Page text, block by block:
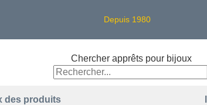
Depuis 1980
Chercher apprêts pour bijoux
des produits